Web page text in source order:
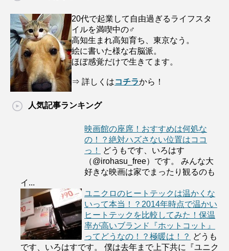
20代で起業して自由過ぎるライフスタ
イルを満喫中の♂
高知生まれ高知育ち、東京なう。
絵に書いた様な右脳派。
ほぼ感覚だけで生きてます。
⇒ 詳しくはコチラから！
人気記事ランキング
映画館の座席！おすすめは何処な
の！？絶対ハズさない位置はココ
っ！
どうもです、いろはす
（@irohasu_free）です。 みんな大
好きな映画は家でまったり観るのも
イ...
ユニクロのヒートテックは温かくな
いって本当！？2014年時点で温かい
ヒートテックを比較してみた！保温
率が高いブランド『ホットコット』
ってどうなの！？極暖は！？ どうも
です、いろはすです。 僕は去年まで上下共に『ユニク